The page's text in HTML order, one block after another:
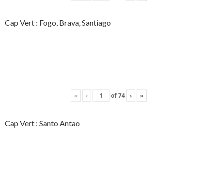
Cap Vert : Fogo, Brava, Santiago
« ‹ of74 › »
Cap Vert : Santo Antao